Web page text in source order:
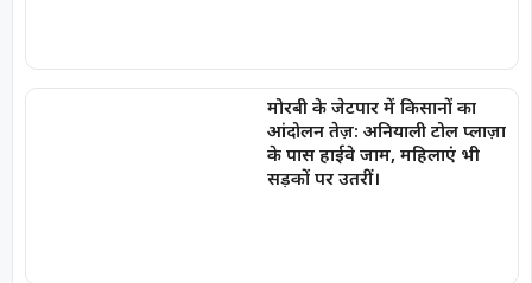
मोरबी के जेटपार में किसानों का
आंदोलन तेज़: अनियाली टोल प्लाज़ा
के पास हाईवे जाम, महिलाएं भी
सड़कों पर उतरीं।